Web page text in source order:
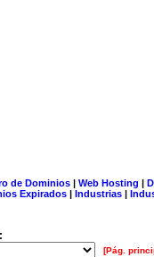
de Dominios| Web Hosting |
Expirados | Industrias |
[Pág.